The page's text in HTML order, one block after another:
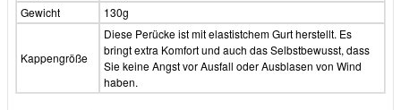
Gewicht
130g
Kappengröße
Diese Perücke ist mit elastistchem Gurt herstellt. Es
bringt extra Komfort und auch das Selbstbewusst, dass
Sie keine Angst vor Ausfall oder Ausblasen von Wind
haben.